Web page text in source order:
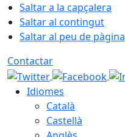
Saltar a la capçalera
Saltar al contingut
Saltar al peu de pàgina
Contactar
Idiomes
Català
Castellà